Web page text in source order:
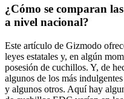
¿Cómo se comparan
a nivel nacional?
Este artículo de Gizmodo
leyes estatales y, en algún
posesión de cuchillos. Y, de
algunos de los más
y algunos otros. Aquí hay